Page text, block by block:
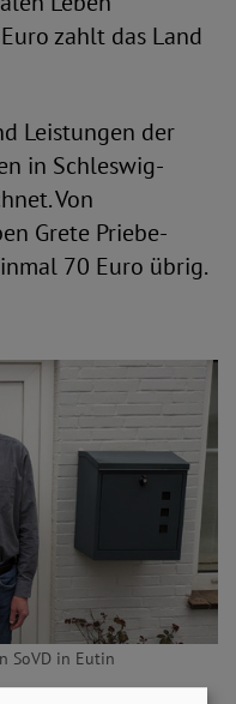
zahlt das Land
Leistungen der
in Schleswig-
Von
Grete Priebe-
70 Euro übrig.
SoVD in Eutin